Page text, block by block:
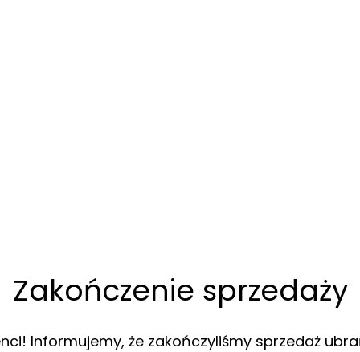
Zakończenie sprzedaży
Informujemy, że zakończyliśmy sprzedaż